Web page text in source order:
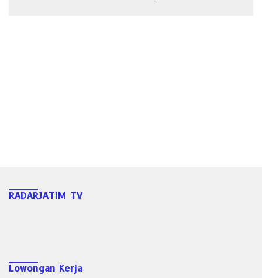
RADARJATIM TV
Lowongan Kerja